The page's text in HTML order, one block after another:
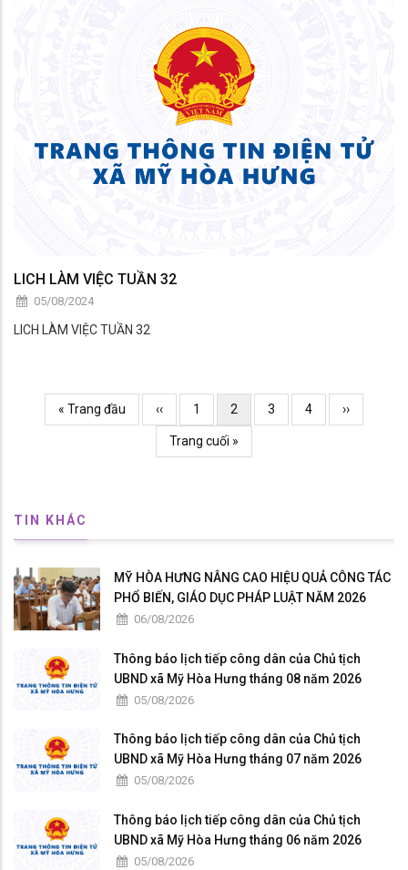
LICH LÀM VIỆC TUẦN 32
05/08/2024
LICH LÀM VIỆC TUẦN 32
Pagination
Trang
đầu
« Trang đầu
Previous
page
‹‹ Page
1
Current
page
2 Page
3 Page
4
Trang
kế
››
Trang
cuối
Trang cuối »
TIN KHÁC
MỸ HÒA HƯNG NÂNG CAO HIỆU QUẢ CÔNG TÁC
PHỔ BIẾN, GIÁO DỤC PHÁP LUẬT NĂM 2026
06/08/2026
Thông báo lịch tiếp công dân của Chủ tịch
UBND xã Mỹ Hòa Hưng tháng 08 năm 2026
05/08/2026
Thông báo lịch tiếp công dân của Chủ tịch
UBND xã Mỹ Hòa Hưng tháng 07 năm 2026
05/08/2026
Thông báo lịch tiếp công dân của Chủ tịch
UBND xã Mỹ Hòa Hưng tháng 06 năm 2026
05/08/2026